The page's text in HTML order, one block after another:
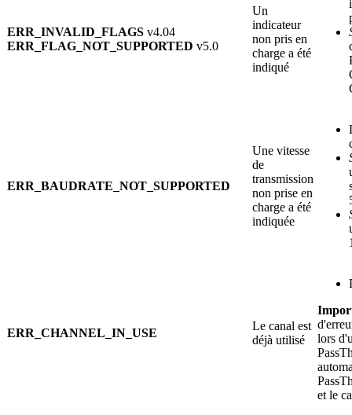
ERR_INVALID_FLAGS v4.04
ERR_FLAG_NOT_SUPPORTED v5.0
Un
indicateur
non pris en
charge a été
indiqué
ERR_BAUDRATE_NOT_SUPPORTED
Une vitesse
de
transmission
non prise en
charge a été
indiquée
ERR_CHANNEL_IN_USE
Le canal est
déjà utilisé
lors
et le